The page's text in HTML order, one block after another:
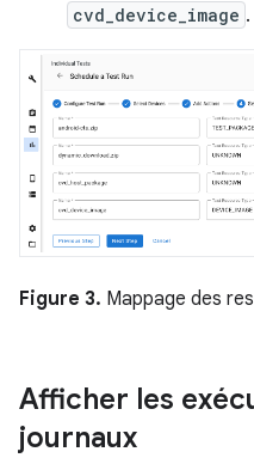
cvd_device_image .
Figure 3. Mappage des
Afficher les
journaux